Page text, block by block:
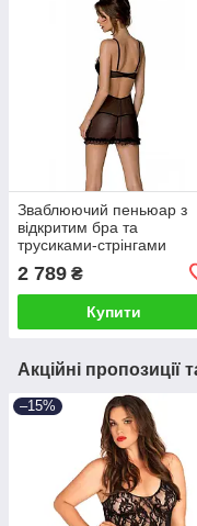
Зваблюючий пеньюар з
відкритим бра та
трусиками-стрінгами
чорний MARINA
Passion, розмір XXL/
Talla
2 789 ₴
Купити
Акційні пропозиції
–15%